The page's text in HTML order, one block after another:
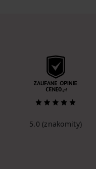
5.0 (znakomity)